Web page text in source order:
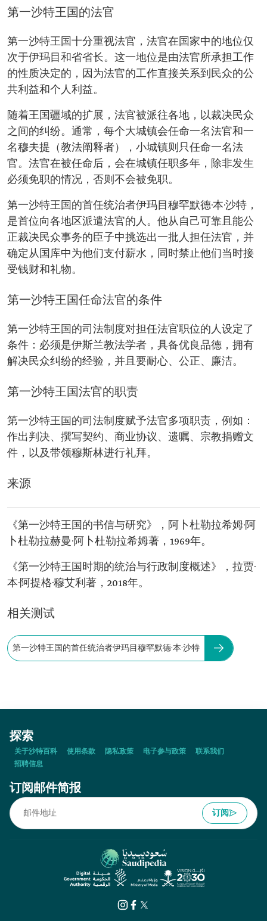
第一沙特王国的法官
第一沙特王国十分重视法官，法官在国家中的地位仅
次于伊玛目和省省长。这一地位是由法官所承担工作
的性质决定的，因为法官的工作直接关系到民众的公
共利益和个人利益。
随着王国疆域的扩展，法官被派往各地，以裁决民众
之间的纠纷。通常，每个大城镇会任命一名法官和一
名穆夫提（教法阐释者），小城镇则只任命一名法
官。法官在被任命后，会在城镇任职多年，除非发生
必须免职的情况，否则不会被免职。
第一沙特王国的首任统治者伊玛目穆罕默德·本·沙特，
是首位向各地区派遣法官的人。他从自己可靠且能公
正裁决民众事务的臣子中挑选出一批人担任法官，并
确定从国库中为他们支付薪水，同时禁止他们当时接
受钱财和礼物。
第一沙特王国任命法官的条件
第一沙特王国的司法制度对担任法官职位的人设定了
条件：必须是伊斯兰教法学者，具备优良品德，拥有
解决民众纠纷的经验，并且要耐心、公正、廉洁。
第一沙特王国法官的职责
第一沙特王国的司法制度赋予法官多项职责，例如：
作出判决、撰写契约、商业协议、遗嘱、宗教捐赠文
件，以及带领穆斯林进行礼拜。
来源
《第一沙特王国的书信与研究》，阿卜杜勒拉希姆·阿
卜杜勒拉赫曼·阿卜杜勒拉希姆著，1969年。
《第一沙特王国时期的统治与行政制度概述》，拉贾·
本·阿提格·穆艾利著，2018年。
相关测试
第一沙特王国的首任统治者伊玛目穆罕默德·本·沙特
探索
关于沙特百科 使用条款 隐私政策 电子参与政策
联系我们
招聘信息
订阅邮件简报
订阅